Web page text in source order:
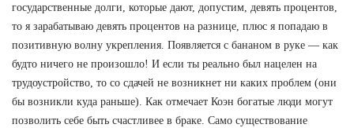
государственные долги, которые дают, допустим, девять процентов,
то я зарабатываю девять процентов на разнице, плюс я попадаю в
позитивную волну укрепления. Появляется с бананом в руке — как
будто ничего не произошло! И если ты реально был нацелен на
трудоустройство, то со сдачей не возникнет ни каких проблем (они
бы возникли куда раньше). Как отмечает Коэн богатые люди могут
позволить себе быть счастливее в браке. Само существование